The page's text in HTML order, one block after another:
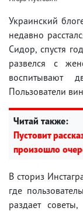
Украинский
недавно
Сидор, спустя
развелся с
Пользователи
Читай также:
Пустовит
произошло
В сториз
где
раздает